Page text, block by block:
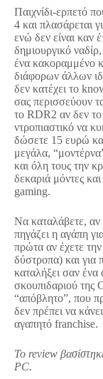
Παιχνίδι-ερπετό
4 και πλασάρεται
ενώ δεν είναι καν
δημιουργικό
ένα κακοραμμένο
διάφορων άλλων
δεν κατέχει το
σας περισσεύουν
το RDR2 αν δεν το
ντροπιαστικό να
δώσετε 15 ευρώ
μεγάλα,
και όλη τους την
δεκαριά μόντες
gaming.
Nα καταλάβετε,
πηγάζει η αγάπη
πρώτα αν έχετε
δύστροπα) και για
καταλήξει σαν
σκουπιδαριού της
“απόβλητο”, που
δεν πρέπει να
αγαπητό franchise.
Το review
PC.